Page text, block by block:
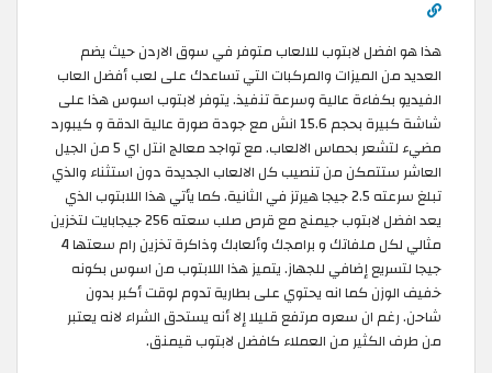
هذا هو افضل لابتوب للالعاب متوفر في سوق الاردن حيث يضم
العديد من الميزات والمركبات التي تساعدك على لعب أفضل العاب
الفيديو بكفاءة عالية وسرعة تنفيذ. يتوفر لابتوب اسوس هذا على
شاشة كبيرة بحجم 15.6 انش مع جودة صورة عالية الدقة و كيبورد
مضيء لتشعر بحماس الالعاب. مع تواجد معالج انتل اي 5 من الجيل
العاشر ستتمكن من تنصيب كل الالعاب الجديدة دون استثناء والذي
تبلغ سرعته 2.5 جيجا هيرتز في الثانية. كما يأتي هذا اللابتوب الذي
يعد افضل لابتوب جيمنج مع قرص صلب سعته 256 جيجابايت لتخزين
مثالي لكل ملفاتك و برامجك وألعابك وذاكرة تخزين رام سعتها 4
جيجا لتسريع إضافي للجهاز. يتميز هذا اللابتوب من اسوس بكونه
خفيف الوزن كما انه يحتوي على بطارية تدوم لوقت أكبر بدون
شاحن. رغم ان سعره مرتفع قليلا إلا أنه يستحق الشراء لانه يعتبر
من طرف الكثير من العملاء كافضل لابتوب قيمنق.